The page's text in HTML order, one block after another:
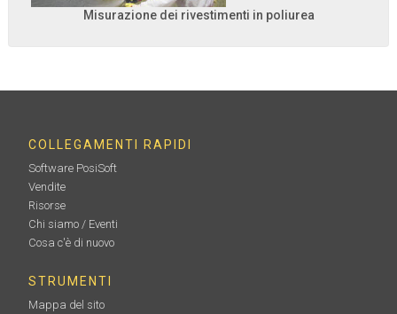
Misurazione dei rivestimenti in poliurea
COLLEGAMENTI RAPIDI
Software PosiSoft
Vendite
Risorse
Chi siamo / Eventi
Cosa c'è di nuovo
STRUMENTI
Mappa del sito